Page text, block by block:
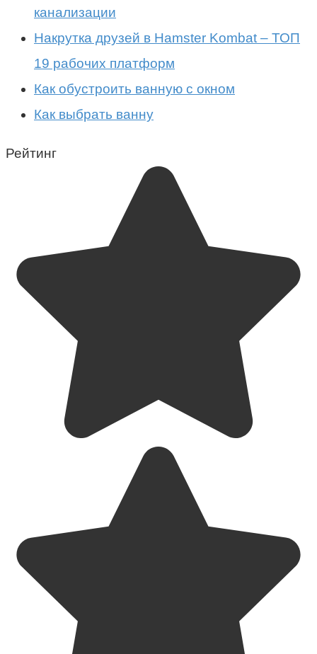
канализации
Накрутка друзей в Hamster Kombat – ТОП
19 рабочих платформ
Как обустроить ванную с окном
Как выбрать ванну
Рейтинг